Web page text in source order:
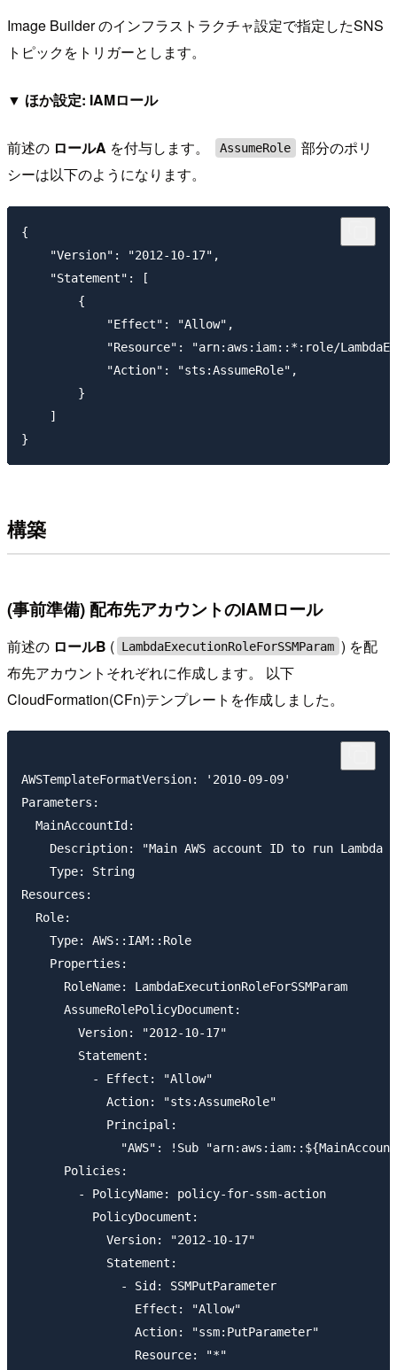
Image Builder のインフラストラクチャ設定で指定したSNS
トピックをトリガーとします。
▼ ほか設定: IAMロール
前述の ロールA を付与します。 AssumeRole
部分のポリ
シーは以下のようになります。
{
    "Version": "2012-10-17",
    "Statement": [
        {
            "Effect": "Allow",
"Resource": "arn:aws:iam::*:role/
            "Action": "sts:AssumeRole",
        }
    ]
構築
(事前準備) 配布先アカウントのIAMロール
前述の ロールB ( LambdaExecutionRoleForSSMParam ) を配
布先アカウントそれぞれに作成します。 以下
CloudFormation(CFn)テンプレートを作成しました。
AWSTemplateFormatVersion: '2010-09-09'
Parameters:
  MainAccountId:
Description: "Main AWS account ID to run Lambda
    Type: String
Resources:
  Role:
    Type: AWS::IAM::Role
    Properties:
      RoleName: LambdaExecutionRoleForSSMParam
      AssumeRolePolicyDocument:
        Version: "2012-10-17"
        Statement:
          - Effect: "Allow"
            Action: "sts:AssumeRole"
            Principal:
"AWS": !Sub
      Policies:
        - PolicyName: policy-for-ssm-action
          PolicyDocument:
            Version: "2012-10-17"
            Statement:
              - Sid: SSMPutParameter
                Effect: "Allow"
                Action: "ssm:PutParameter"